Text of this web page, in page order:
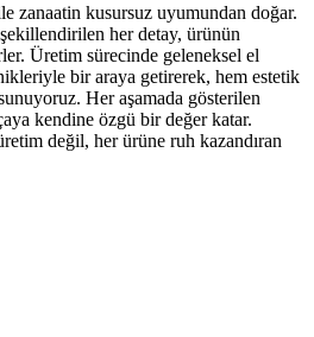
zanaatin kusursuz uyumundan doğar.
her detay, ürünün
Üretim sürecinde geleneksel el
bir araya getirerek, hem estetik
Her aşamada gösterilen
kendine özgü bir değer katar.
değil, her ürüne ruh kazandıran